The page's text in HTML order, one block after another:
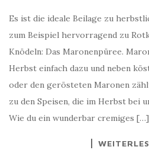
Es ist die ideale Beilage zu
zum Beispiel hervorragend zu
Knödeln: Das Maronenpüree.
Herbst einfach dazu und neben
oder den gerösteten Maronen
zu den Speisen, die im Herbst bei
Wie du ein wunderbar cremiges […]